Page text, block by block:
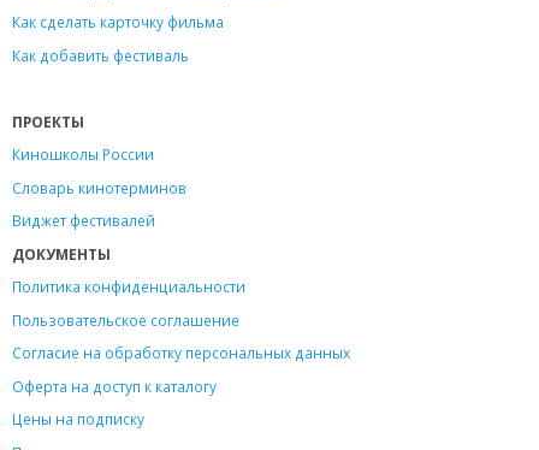
Как сделать карточку фильма
Как добавить фестиваль
ПРОЕКТЫ
Киношколы России
Словарь кинотерминов
Виджет фестивалей
ДОКУМЕНТЫ
Политика конфиденциальности
Пользовательское соглашение
Согласие на обработку персональных данных
Оферта на доступ к каталогу
Цены на подписку